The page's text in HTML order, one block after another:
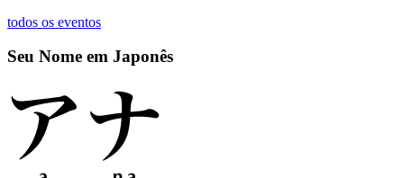
todos os eventos
Seu Nome em Japonês